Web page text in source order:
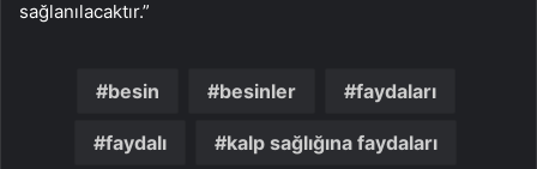
sağlanılacaktır.”
besin besinler faydaları
faydalı kalp sağlığına faydaları